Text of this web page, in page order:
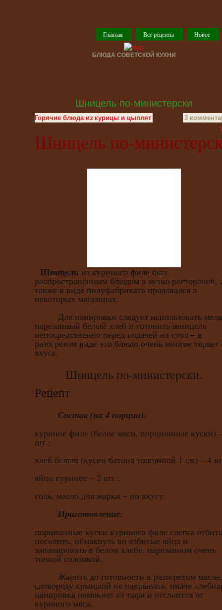
Главная Все рецепты Новое
БЛЮДА СОВЕТСКОЙ КУХНИ
Шницель по-министерски
Горячие блюда из курицы и цыплят 3
Шницель по-
Шницель из куриного филе был
распространённым блюдом в меню ресторанов,
также в виде полуфабриката продавался в
некоторых магазинах.
Для панировки следует использовать
нарезанный белый хлеб и готовить шницель
непосредственно перед подачей на стол – в
разогретом виде это блюдо очень многое теряет
вкусе.
Шницель по-министерски.
Рецепт
Состав (на 4 порции):
куриное филе (белое мясо, порционные куски)
шт.;
хлеб белый (куски батона толщиной 1 см) – 4
яйцо куриное – 2 шт.;
соль, масло для жарки – по вкусу.
Приготовление:
порционные куски куриного филе слегка
посолить, обмакнуть во взбитые яйца и
запанировать в белом хлебе, нарезанном очень
тонкой соломкой.
Жарить до готовности в разогретом масле,
сковороду крышкой не накрывать, иначе
панировка намокнет от пара и отслоится от
куриного мяса.